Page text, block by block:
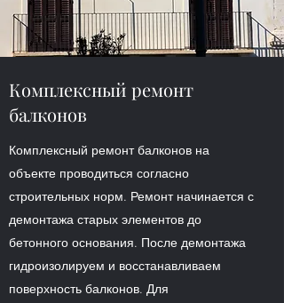
Комплексный ремонт
балконов
Комплексный ремонт балконов на
объекте проводиться согласно
строительных норм. Ремонт начинается с
демонтажа старых элементов до
бетонного основания. После демонтажа
гидроизолируем и восстанавливаем
поверхность балконов. Для